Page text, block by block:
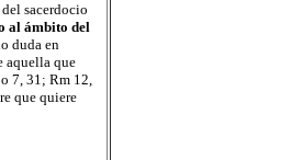
sacerdocio
al ámbito del
duda en
aquella que
7, 31; Rm 12,
que quiere